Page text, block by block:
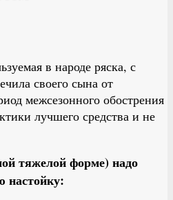
в народе ряска, с
своего сына от
межсезонного обострения
лучшего средства и не
тяжелой форме) надо
настойку: